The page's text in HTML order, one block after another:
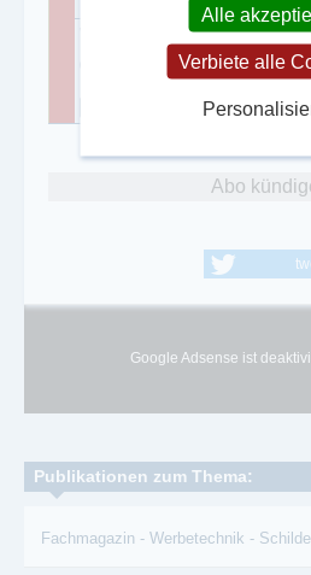
Wennaël Würmli
08178- 86786-14
08178- 86786-30
Abo
Google Adsense ist
Publikationen zum Thema:
Fachmagazin - Werbetechnik -
Alle
Verbiete alle